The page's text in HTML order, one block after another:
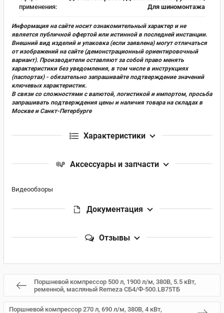
применения:
Для шиномонтажа
Информация на сайте носит ознакомительный характер и не
является публичной офертой или истинной в последней инстанции.
Внешний вид изделий и упаковка (если заявлена) могут отличаться
от изображений на сайте (демонстрационный ориентировочный
вариант). Производители оставляют за собой право менять
характеристики без уведомления, в том числе в инструкциях
(паспортах) - обязательно запрашивайте подтверждение значений
ключевых характеристик.
В связи со сложностями с валютой, логистикой и импортом, просьба
запрашивать подтверждения цены и наличия товара на складах в
Москве и Санкт-Петербурге
Характеристики
Аксессуары и запчасти
Видеообзоры
Документация
Отзывы
Поршневой компрессор 500 л, 1900 л/м, 380В, 5.5 кВт,
ременной, масляный Remeza СБ4/Ф-500.LB75ТБ
Поршневой компрессор 270 л, 690 л/м, 380В, 4 кВт,